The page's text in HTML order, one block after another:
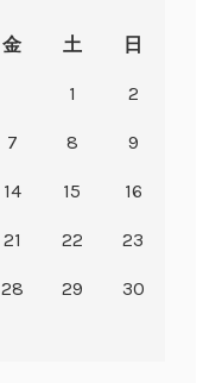
金 土 日
1 2
7 8 9
14 15 16
21 22 23
28 29 30